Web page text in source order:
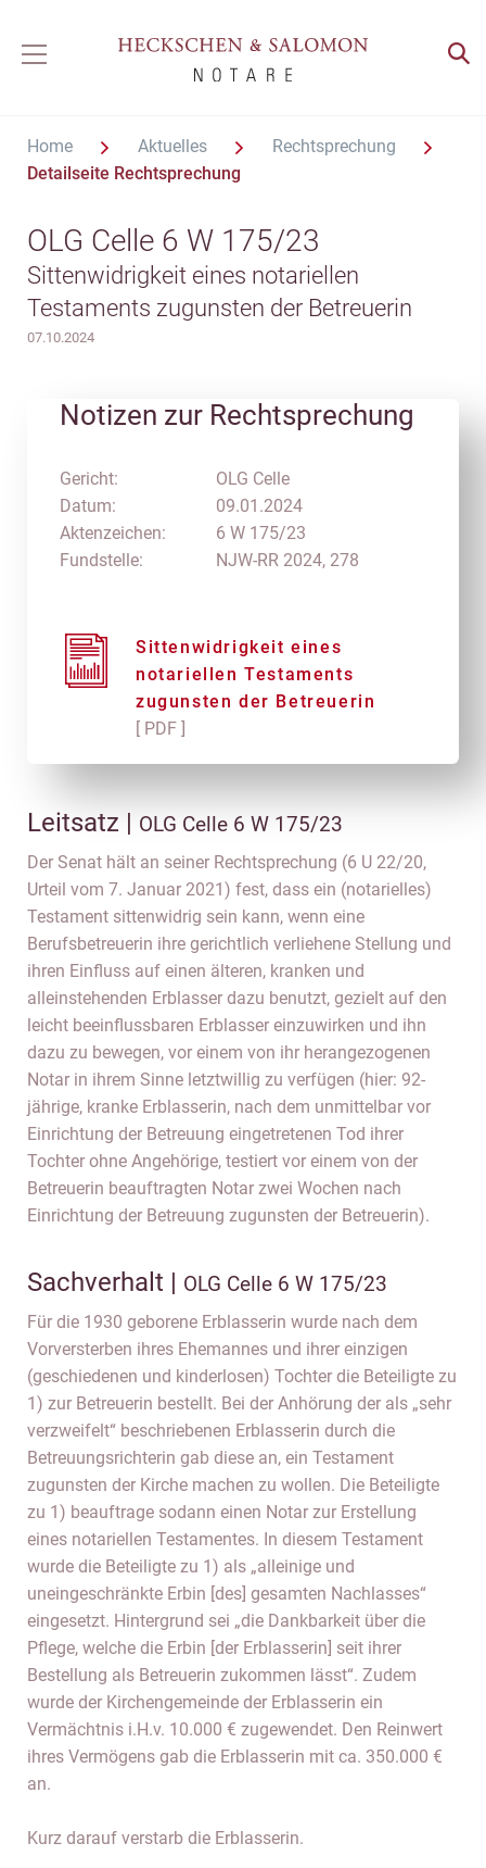
Home Aktuelles
Rechtsprechung
Detailseite Rechtsprechung
OLG Celle 6 W 175/23
Sittenwidrigkeit eines notariellen
Testaments zugunsten der Betreuerin
07.10.2024
Notizen zur Rechtsprechung
Gericht:
Datum:
Aktenzeichen:
Fundstelle:
OLG Celle
09.01.2024
6 W 175/23
NJW-RR 2024, 278
Sittenwidrigkeit eines
notariellen Testaments
zugunsten der Betreuerin
[ PDF ]
Leitsatz | OLG Celle 6 W 175/23
Der Senat hält an seiner Rechtsprechung (6 U 22/20,
Urteil vom 7. Januar 2021) fest, dass ein (notarielles)
Testament sittenwidrig sein kann, wenn eine
Berufsbetreuerin ihre gerichtlich verliehene Stellung und
ihren Einfluss auf einen älteren, kranken und
alleinstehenden Erblasser dazu benutzt, gezielt auf den
leicht beeinflussbaren Erblasser einzuwirken und ihn
dazu zu bewegen, vor einem von ihr herangezogenen
Notar in ihrem Sinne letztwillig zu verfügen (hier: 92-
jährige, kranke Erblasserin, nach dem unmittelbar vor
Einrichtung der Betreuung eingetretenen Tod ihrer
Tochter ohne Angehörige, testiert vor einem von der
Betreuerin beauftragten Notar zwei Wochen nach
Einrichtung der Betreuung zugunsten der Betreuerin).
Sachverhalt | OLG Celle 6 W 175/23
Für die 1930 geborene Erblasserin wurde nach dem
Vorversterben ihres Ehemannes und ihrer einzigen
(geschiedenen und kinderlosen) Tochter die Beteiligte zu
1) zur Betreuerin bestellt. Bei der Anhörung der als „sehr
verzweifelt“ beschriebenen Erblasserin durch die
Betreuungsrichterin gab diese an, ein Testament
zugunsten der Kirche machen zu wollen. Die Beteiligte
zu 1) beauftrage sodann einen Notar zur Erstellung
eines notariellen Testamentes. In diesem Testament
wurde die Beteiligte zu 1) als „alleinige und
uneingeschränkte Erbin [des] gesamten Nachlasses“
eingesetzt. Hintergrund sei „die Dankbarkeit über die
Pflege, welche die Erbin [der Erblasserin] seit ihrer
Bestellung als Betreuerin zukommen lässt“. Zudem
wurde der Kirchengemeinde der Erblasserin ein
Vermächtnis i.H.v. 10.000 € zugewendet. Den Reinwert
ihres Vermögens gab die Erblasserin mit ca. 350.000 €
an.
Kurz darauf verstarb die Erblasserin.